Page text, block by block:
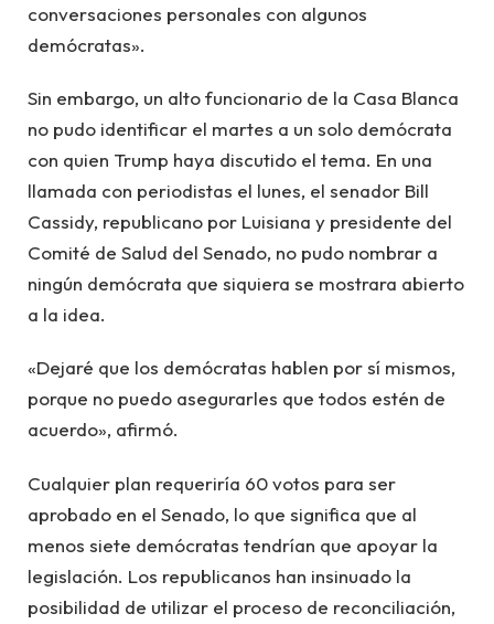
conversaciones personales con algunos
demócratas».
Sin embargo, un alto funcionario de la Casa Blanca
no pudo identificar el martes a un solo demócrata
con quien Trump haya discutido el tema. En una
llamada con periodistas el lunes, el senador Bill
Cassidy, republicano por Luisiana y presidente del
Comité de Salud del Senado, no pudo nombrar a
ningún demócrata que siquiera se mostrara abierto
a la idea.
«Dejaré que los demócratas hablen por sí mismos,
porque no puedo asegurarles que todos estén de
acuerdo», afirmó.
Cualquier plan requeriría 60 votos para ser
aprobado en el Senado, lo que significa que al
menos siete demócratas tendrían que apoyar la
legislación. Los republicanos han insinuado la
posibilidad de utilizar el proceso de reconciliación,